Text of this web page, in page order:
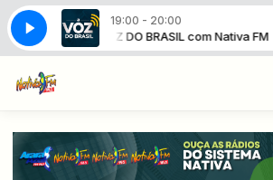
19:00 - 20:00
A VOZ DO BRASIL com Nativa FM